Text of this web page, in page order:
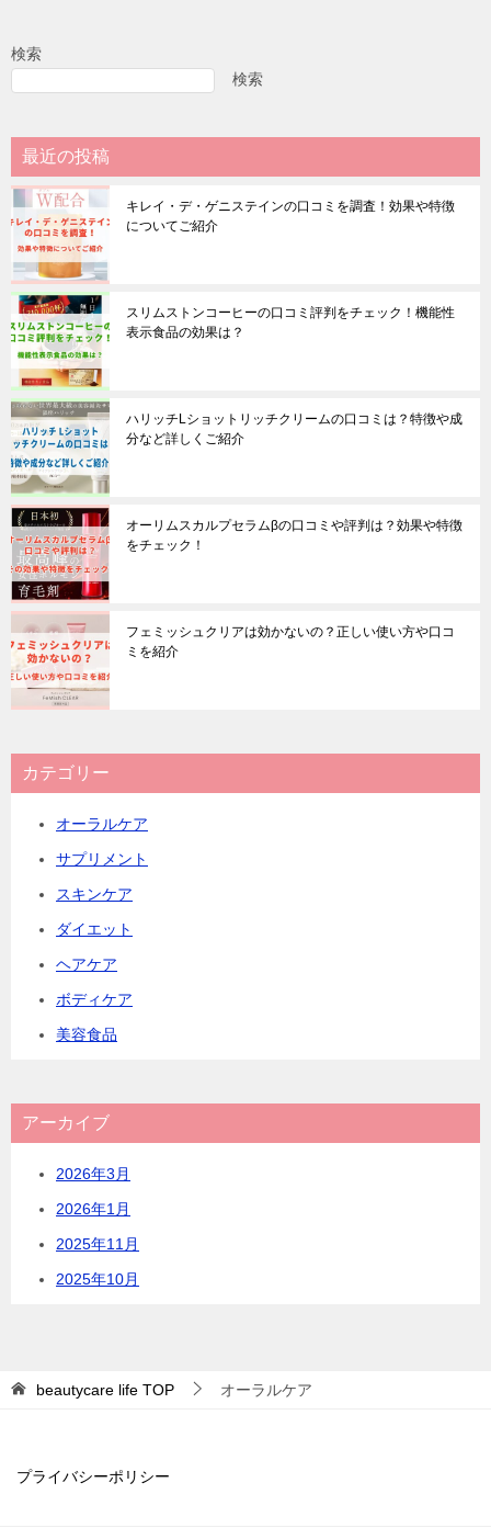
検索
検索
最近の投稿
キレイ・デ・ゲニステインの口コミを調査！効果や特徴
についてご紹介
スリムストンコーヒーの口コミ評判をチェック！機能性
表示食品の効果は？
ハリッチLショットリッチクリームの口コミは？特徴や成
分など詳しくご紹介
オーリムスカルプセラムβの口コミや評判は？効果や特徴
をチェック！
フェミッシュクリアは効かないの？正しい使い方や口コ
ミを紹介
カテゴリー
オーラルケア
サプリメント
スキンケア
ダイエット
ヘアケア
ボディケア
美容食品
アーカイブ
2026年3月
2026年1月
2025年11月
2025年10月
beautycare life TOP オーラルケア
プライバシーポリシー